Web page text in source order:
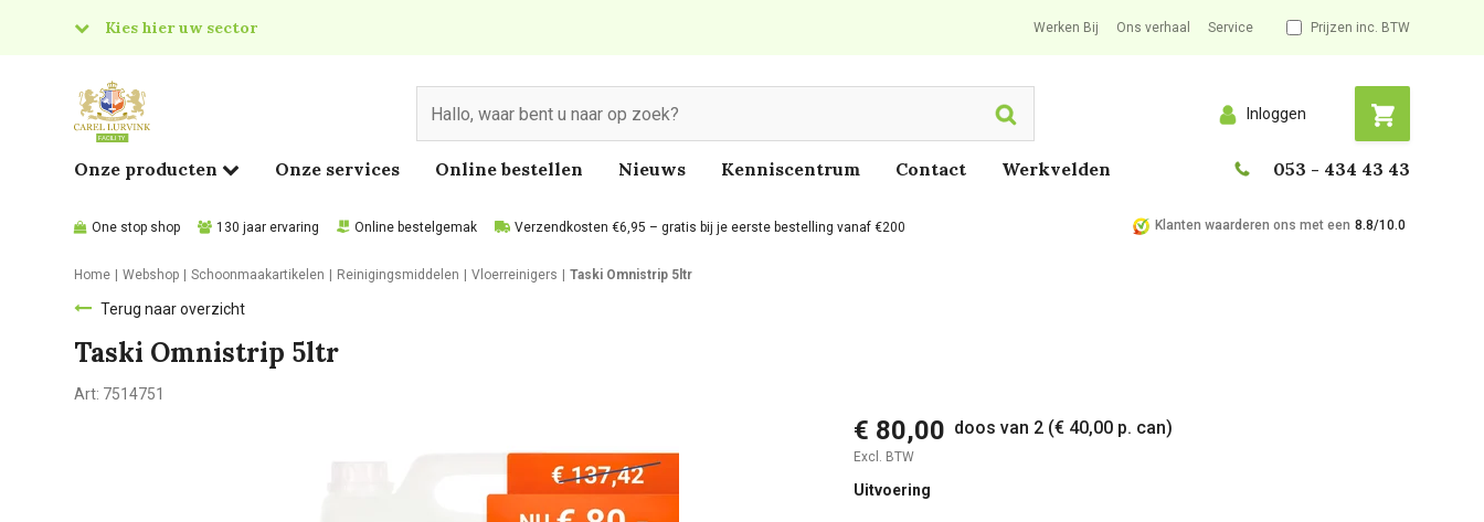
Kies hier uw sector
Food
Werken Bij Ons verhaal Service Prijzen inc. BTW
Search Inloggen
Onze producten Onze services Online bestellen Nieuws Kenniscentrum Contact Werkvelden 053 - 434 43 43
One stop shop 130 jaar ervaring Online bestelgemak Verzendkosten €6,95 – gratis bij je eerste bestelling vanaf €200 Klanten waarderen ons met een 8.8/10.0
Home Webshop Schoonmaakartikelen Reinigingsmiddelen Vloerreinigers Taski Omnistrip 5ltr
Terug naar overzicht
Taski Omnistrip 5ltr
Art: 7514751
€ 80,00 doos van 2 (€ 40,00 p. can)
Excl. BTW
Uitvoering